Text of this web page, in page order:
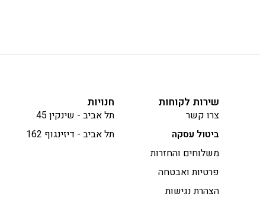
שירות לקוחות
צרו קשר
ביטול עסקה
משלוחים והחזרות
פרטיות ואבטחה
הצהרת נגישות
חנויות
תל אביב - שינקין 45
תל אביב - דיזינגוף 162